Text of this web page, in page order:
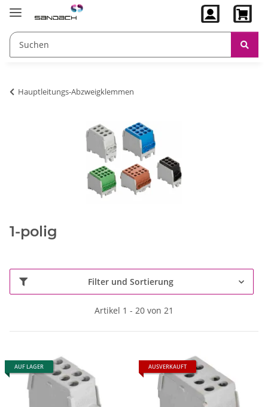
Hauptleitungs-Abzweigklemmen
1-polig
Filter und Sortierung
Artikel 1 - 20 von 21
AUF LAGER AUSVERKAUFT